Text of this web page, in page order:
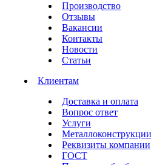
Производство
Отзывы
Вакансии
Контакты
Новости
Статьи
Клиентам
Доставка и оплата
Вопрос ответ
Услуги
Металлоконструкции
Реквизиты компании
ГОСТ